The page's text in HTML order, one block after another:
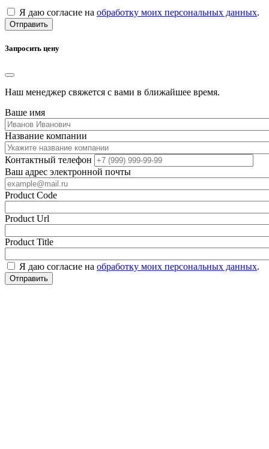
Я даю согласие на обработку моих персональных данных.
Отправить
Запросить цену
Наш менеджер свяжется с вами в ближайшее время.
Ваше имя
Название компании
Контактный телефон
Ваш адрес электронной почты
Product Code
Product Url
Product Title
Я даю согласие на обработку моих персональных данных.
Отправить